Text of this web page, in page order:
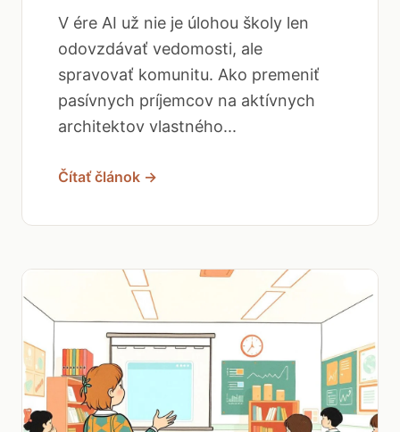
V ére AI už nie je úlohou školy len
odovzdávať vedomosti, ale
spravovať komunitu. Ako premeniť
pasívnych príjemcov na aktívnych
architektov vlastného...
Čítať článok →